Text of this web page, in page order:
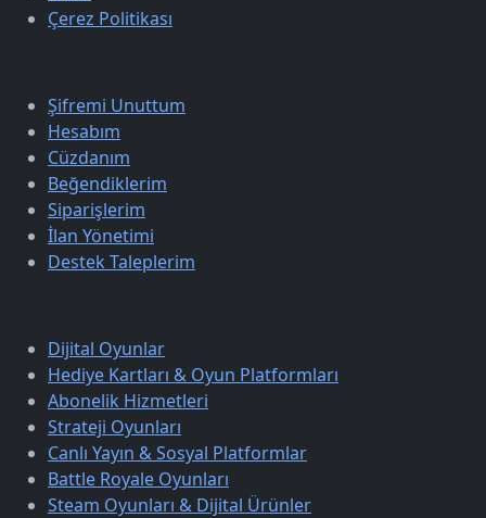
Çerez Politikası
Şifremi Unuttum
Hesabım
Cüzdanım
Beğendiklerim
Siparişlerim
İlan Yönetimi
Destek Taleplerim
Dijital Oyunlar
Hediye Kartları & Oyun Platformları
Abonelik Hizmetleri
Strateji Oyunları
Canlı Yayın & Sosyal Platformlar
Battle Royale Oyunları
Steam Oyunları & Dijital Ürünler